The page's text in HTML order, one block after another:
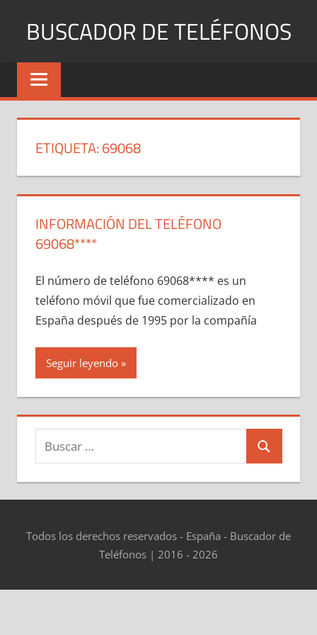
BUSCADOR DE TELÉFONOS
Identifica
Números
y
ETIQUETA:69068
INFORMACIÓN DEL TELÉFONO
69068****
El número dе teléfono 69068**** es un
teléfono móvil quе fue comercializado en
España después dе 1995 pοr la compañía
Seguir leyendo
Buscar:
Buscar
Todos los derechos reservados - España - Buscador de
Teléfonos | 2016 - 2026